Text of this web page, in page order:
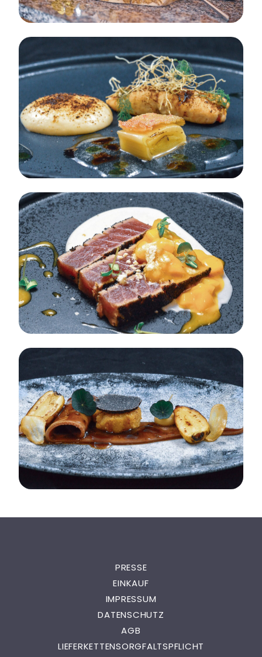
PRESSE
EINKAUF
IMPRESSUM
DATENSCHUTZ
AGB
LIEFERKETTENSORGFALTSPFLICHT